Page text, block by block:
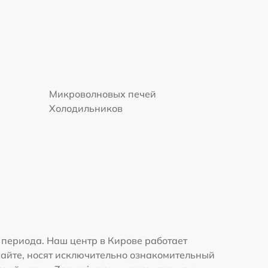
Микроволновых печей
Холодильников
Наш центр в Кирове работает
носят исключительно ознакомительный